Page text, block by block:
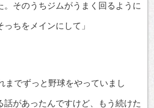
そのうちジムがうまく回るように
ちをメインにして」
までずっと野球をやっていまし
があったんですけど、もう続けた